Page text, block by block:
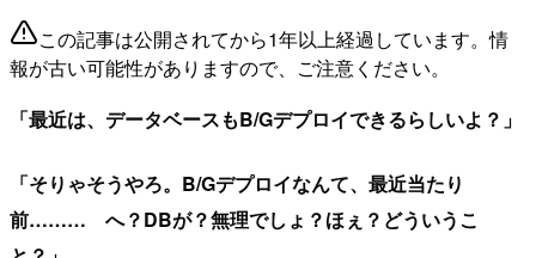
この記事は公開されてから1年以上経過しています。情
報が古い可能性がありますので、ご注意ください。
「最近は、データベースもB/Gデプロイできるらしいよ？」
「そりゃそうやろ。B/Gデプロイなんて、最近当たり
前……… へ？DBが？無理でしょ？ほぇ？どういうこ